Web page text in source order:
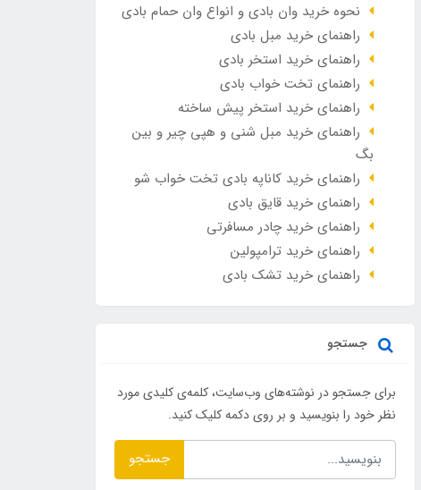
نحوه خرید وان بادی و انواع وان حمام بادی
راهنمای خرید مبل بادی
راهنمای خرید استخر بادی
راهنمای تخت خواب بادی
راهنمای خرید استخر پیش ساخته
راهنمای خرید مبل شنی و هپی چیر و بین
بگ
راهنمای خرید کاناپه بادی تخت خواب شو
راهنمای خرید قایق بادی
راهنمای خرید چادر مسافرتی
راهنمای خرید ترامپولین
راهنمای خرید تشک بادی
جستجو
برای جستجو در نوشته‌های وب‌سایت، کلمه‌ی کلیدی مورد
نظر خود را بنویسید و بر روی دکمه کلیک کنید.
جستجو